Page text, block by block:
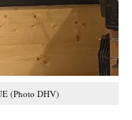
(Photo DHV)